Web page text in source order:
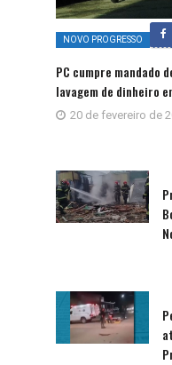
NOVO PROGRESSO
PC cumpre mandado
lavagem de dinheiro
20 de fevereiro de